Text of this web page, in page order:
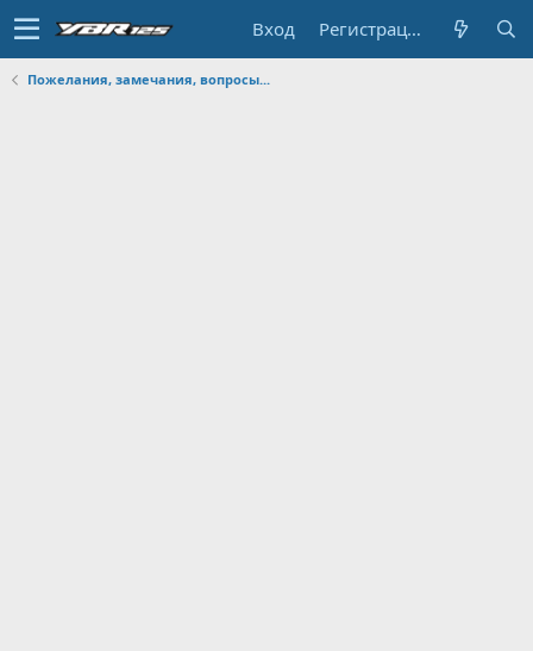
Вход Регистрация
Пожелания, замечания, вопросы...